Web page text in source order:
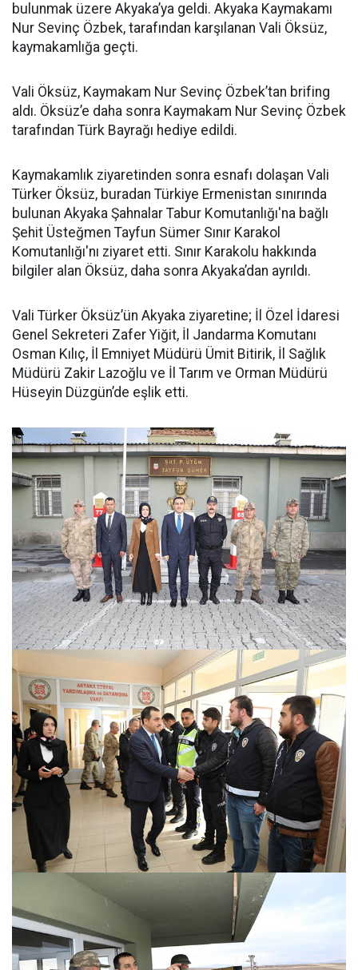
bulunmak üzere Akyaka’ya geldi. Akyaka Kaymakamı
Nur Sevinç Özbek, tarafından karşılanan Vali Öksüz,
kaymakamlığa geçti.
Vali Öksüz, Kaymakam Nur Sevinç Özbek’tan brifing
aldı. Öksüz’e daha sonra Kaymakam Nur Sevinç Özbek
tarafından Türk Bayrağı hediye edildi.
Kaymakamlık ziyaretinden sonra esnafı dolaşan Vali
Türker Öksüz, buradan Türkiye Ermenistan sınırında
bulunan Akyaka Şahnalar Tabur Komutanlığı'na bağlı
Şehit Üsteğmen Tayfun Sümer Sınır Karakol
Komutanlığı'nı ziyaret etti. Sınır Karakolu hakkında
bilgiler alan Öksüz, daha sonra Akyaka’dan ayrıldı.
Vali Türker Öksüz’ün Akyaka ziyaretine; İl Özel İdaresi
Genel Sekreteri Zafer Yiğit, İl Jandarma Komutanı
Osman Kılıç, İl Emniyet Müdürü Ümit Bitirik, İl Sağlık
Müdürü Zakir Lazoğlu ve İl Tarım ve Orman Müdürü
Hüseyin Düzgün’de eşlik etti.